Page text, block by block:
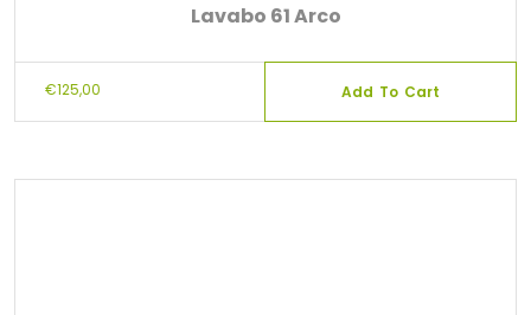
Lavabo 61 Arco
€125,00 Add To Cart